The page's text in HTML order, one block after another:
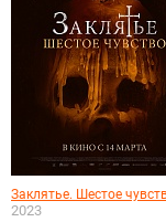
Заклятье. Шестое
2023